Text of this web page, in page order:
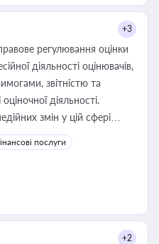
+3
регулювання оцінки
діяльності оцінювачів,
звітністю та
діяльності.
змін у цій сфері
керівника, юриста або
приватизації, оренди
угод і перевірки
послуги
+2